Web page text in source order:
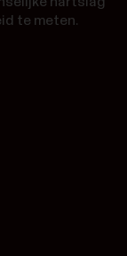
te meten.